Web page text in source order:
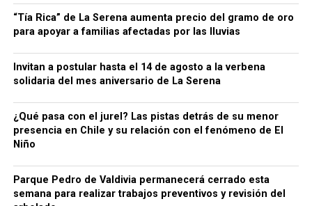
“Tía Rica” de La Serena aumenta precio del gramo de oro
para apoyar a familias afectadas por las lluvias
Invitan a postular hasta el 14 de agosto a la verbena
solidaria del mes aniversario de La Serena
¿Qué pasa con el jurel? Las pistas detrás de su menor
presencia en Chile y su relación con el fenómeno de El
Niño
Parque Pedro de Valdivia permanecerá cerrado esta
semana para realizar trabajos preventivos y revisión del